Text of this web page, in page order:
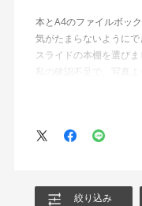
本とA4のファイルボッ
気がたまらないように
スライドの本棚を選びま
私の確認不足で、写真
な？と思いましたが、
扉のあけしめもスムー
奥行がかなりあるので
配送も設置までしてく
絞り込み